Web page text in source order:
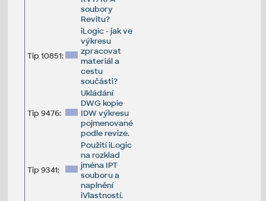
soubory
Revitu?
Tip 10851:
iLogic - jak ve
výkresu
zpracovat
materiál a
cestu
součásti?
Tip 9476:
Ukládání
DWG kopie
IDW výkresu
pojmenované
podle revize.
Tip 9341:
Použití iLogic
na rozklad
jména IPT
souboru a
naplnění
iVlastností.